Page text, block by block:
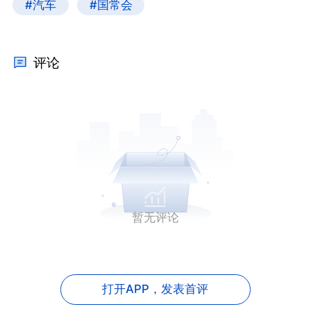
#汽车 #国常会
评论
暂无评论
打开APP，发表首评